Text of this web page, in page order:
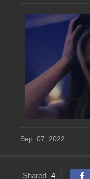
Sep. 07, 2022
Shared 4